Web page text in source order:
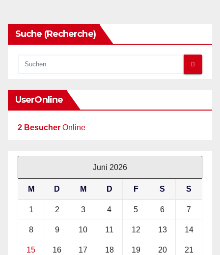
Suche (Recherche)
UserOnline
2 Besucher Online
Juni 2026
M D M D F S S
1 2 3 4 5 6 7
8 9 10 11 12 13 14
15 16 17 18 19 20 21